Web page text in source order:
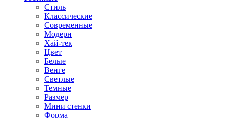
Стиль
Классические
Современные
Модерн
Хай-тек
Цвет
Белые
Венге
Светлые
Темные
Размер
Мини стенки
Форма